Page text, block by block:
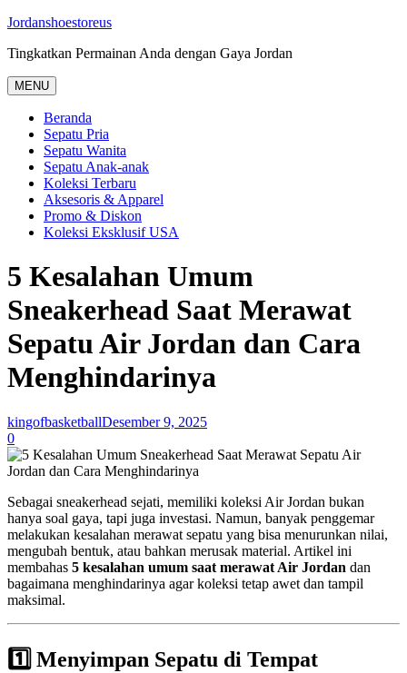
Skip
content
Jordanshoestoreus
Tingkatkan Permainan Anda dengan Gaya Jordan
MENU
Beranda
Sepatu Pria
Sepatu Wanita
Sepatu Anak-anak
Koleksi Terbaru
Aksesoris & Apparel
Promo & Diskon
Koleksi Eksklusif USA
5 Kesalahan Umum
Sneakerhead Saat Merawat
Sepatu Air Jordan dan Cara
Menghindarinya
kingofbasketballDesember 9, 2025
0
Sebagai sneakerhead sejati, memiliki koleksi Air Jordan bukan
hanya soal gaya, tapi juga investasi. Namun, banyak penggemar
melakukan kesalahan merawat sepatu yang bisa menurunkan nilai,
mengubah bentuk, atau bahkan merusak material. Artikel ini
membahas 5 kesalahan umum saat merawat Air Jordan dan
bagaimana menghindarinya agar koleksi tetap awet dan tampil
maksimal.
1️⃣ Menyimpan Sepatu di Tempat